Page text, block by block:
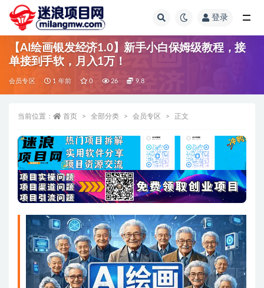
登录
【AI绘画银发经济1.0】新手小白保姆级教程，接
单接到手软，月入1万！
会员专区 1 年前 0 26 9.8
当前位置： 首页 全部分类 会员专区 正文
全部